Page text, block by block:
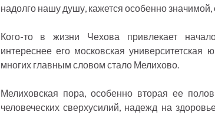
надолго нашу душу, кажется особенно
Кого-то в жизни Чехова привлекает
интереснее его московская
многих главным словом стало Мелихово.
Мелиховская пора, особенно вторая ее
человеческих сверхусилий, надежд на